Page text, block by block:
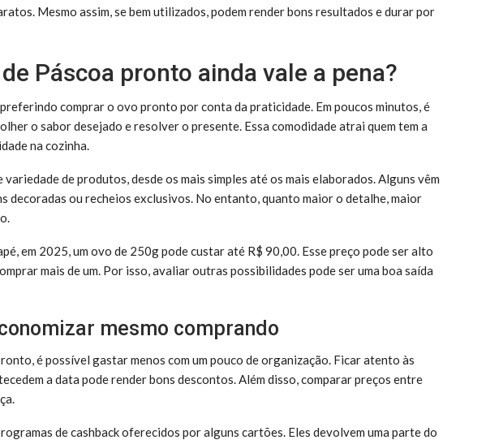
Mesmo assim, se bem utilizados, podem render bons resultados e durar por
Páscoa pronto ainda vale a pena?
comprar o ovo pronto por conta da praticidade. Em poucos minutos, é
o sabor desejado e resolver o presente. Essa comodidade atrai quem tem a
na cozinha.
de produtos, desde os mais simples até os mais elaborados. Alguns vêm
decoradas ou recheios exclusivos. No entanto, quanto maior o detalhe, maior
em 2025, um ovo de 250g pode custar até R$ 90,00. Esse preço pode ser alto
mais de um. Por isso, avaliar outras possibilidades pode ser uma boa saída
mesmo comprando
é possível gastar menos com um pouco de organização. Ficar atento às
a data pode render bons descontos. Além disso, comparar preços entre
de cashback oferecidos por alguns cartões. Eles devolvem uma parte do